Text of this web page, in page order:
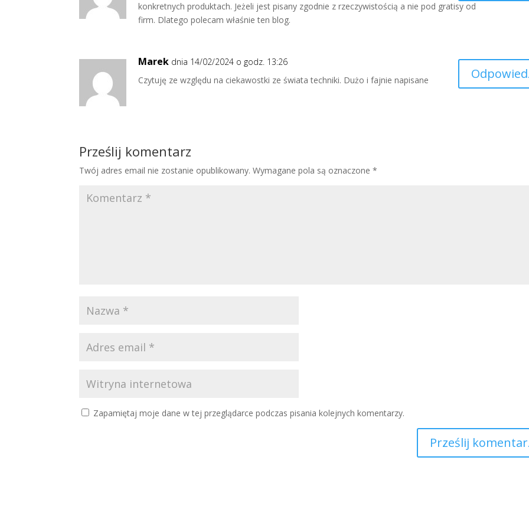
konkretnych produktach. Jeżeli jest pisany zgodnie z rzeczywistością a nie pod gratisy od
firm. Dlatego polecam właśnie ten blog.
Marek dnia 14/02/2024 o godz. 13:26
Czytuję ze względu na ciekawostki ze świata techniki. Dużo i fajnie napisane
Prześlij komentarz
Twój adres email nie zostanie opublikowany. Wymagane pola są oznaczone*
Zapamiętaj moje dane w tej przeglądarce podczas pisania kolejnych komentarzy.